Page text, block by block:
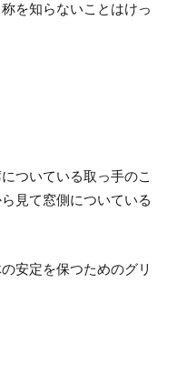
を知らないことはけっ
ついている取っ手のこ
見て窓側についている
安定を保つためのグリ